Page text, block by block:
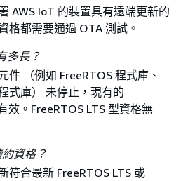
AWS IoT 的裝置具有遠端更新的
格都需要通過 OTA 測試。
多長？
件 （例如 FreeRTOS 程式庫、
式庫） 未停止，現有的
效。FreeRTOS LTS 型資格無
資格？
符合最新 FreeRTOS LTS 或